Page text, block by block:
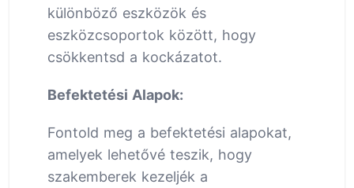
különböző eszközök és
eszközcsoportok között, hogy
csökkentsd a kockázatot.
Befektetési Alapok:
Fontold meg a befektetési alapokat,
amelyek lehetővé teszik, hogy
szakemberek kezeljék a